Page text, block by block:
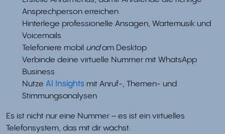
Ansprechperson erreichen
Hinterlege professionelle Ansagen, Wartemusik und
Voicemails
Telefoniere mobil undam Desktop
Verbinde deine virtuelle Nummer mit WhatsApp
Business
Nutze AI Insights mit Anruf-, Themen- und
Stimmungsanalysen
Es ist nicht nur eine Nummer – es ist ein virtuelles
Telefonsystem, das mit dir wächst.